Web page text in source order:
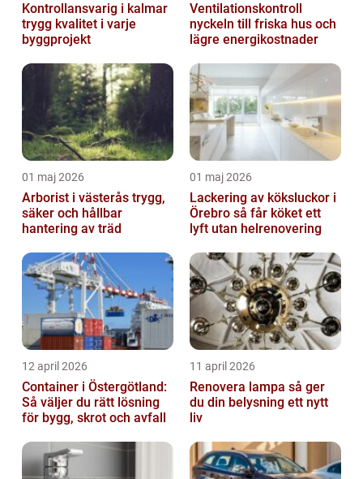
Kontrollansvarig i kalmar
trygg kvalitet i varje
byggprojekt
Ventilationskontroll
nyckeln till friska hus och
lägre energikostnader
01 maj 2026
Arborist i västerås trygg,
säker och hållbar
hantering av träd
01 maj 2026
Lackering av köksluckor i
Örebro så får köket ett
lyft utan helrenovering
12 april 2026
Container i Östergötland:
Så väljer du rätt lösning
för bygg, skrot och avfall
11 april 2026
Renovera lampa så ger
du din belysning ett nytt
liv